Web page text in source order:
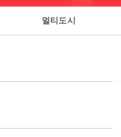
멀티도시